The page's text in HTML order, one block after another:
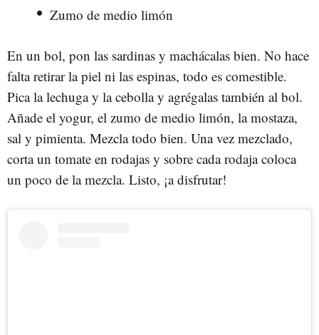
Zumo de medio limón
En un bol, pon las sardinas y machácalas bien. No hace
falta retirar la piel ni las espinas, todo es comestible.
Pica la lechuga y la cebolla y agrégalas también al bol.
Añade el yogur, el zumo de medio limón, la mostaza,
sal y pimienta. Mezcla todo bien. Una vez mezclado,
corta un tomate en rodajas y sobre cada rodaja coloca
un poco de la mezcla. Listo, ¡a disfrutar!